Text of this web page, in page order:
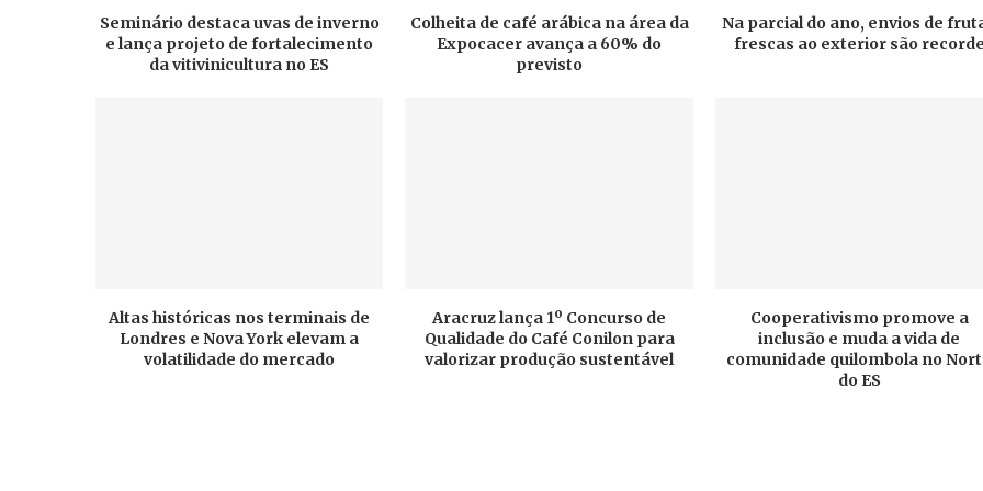
Seminário destaca uvas de inverno
e lança projeto de fortalecimento
da vitivinicultura no ES
Colheita de café arábica na área da
Expocacer avança a 60% do
previsto
Na parcial do ano, envios de
frescas ao exterior são recorde
Altas históricas nos terminais de
Londres e Nova York elevam a
volatilidade do mercado
Aracruz lança 1º Concurso de
Qualidade do Café Conilon para
valorizar produção sustentável
Cooperativismo promove a
inclusão e muda a vida de
comunidade quilombola no
do ES